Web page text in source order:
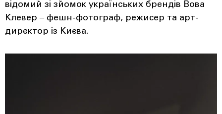
відомий зі зйомок українських брендів Вова
Клевер ‒ фешн-фотограф, режисер та арт-
директор із Києва.